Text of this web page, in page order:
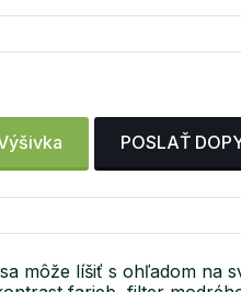
POSLAŤ
môže líšiť s ohľadom na